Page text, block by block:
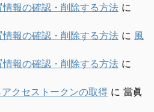
報の確認・削除する方法 に
報の確認・削除する方法 に 風
報の確認・削除する方法 に
クセストークンの取得 に 當眞